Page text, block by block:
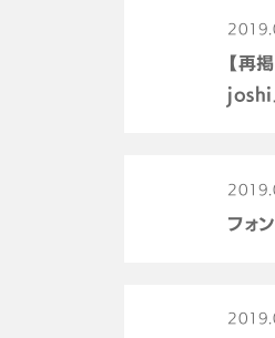
【再
joshi
フォ